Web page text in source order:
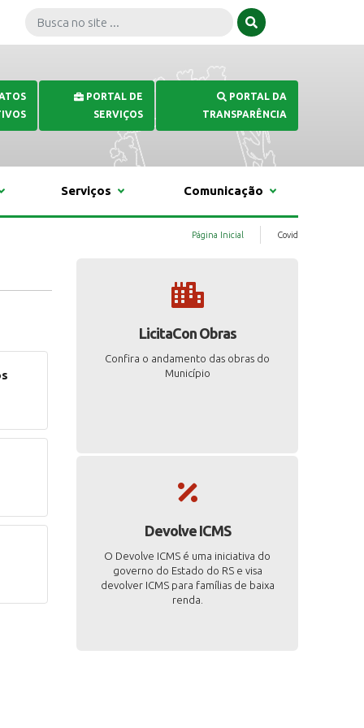
PORTAL DE
SERVIÇOS
PORTAL DA
TRANSPARÊNCIA
Serviços Comunicação
Página Inicial Covid
LicitaCon Obras
Confira o andamento das obras do
Município
Devolve ICMS
O Devolve ICMS é uma iniciativa do
governo do Estado do RS e visa
devolver ICMS para famílias de baixa
renda.